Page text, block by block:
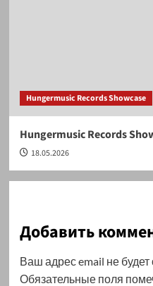
Hungermusic Records Showcase
Hungermusic Records
18.05.2026
Добавить
Ваш адрес email не будет
Обязательные поля